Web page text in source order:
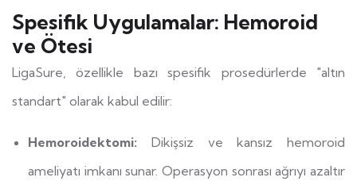
Spesifik Uygulamalar: Hemoroid
ve Ötesi
LigaSure, özellikle bazı spesifik prosedürlerde "altın
standart" olarak kabul edilir:
Hemoroidektomi: Dikişsiz ve kansız hemoroid
ameliyatı imkanı sunar. Operasyon sonrası ağrıyı azaltır